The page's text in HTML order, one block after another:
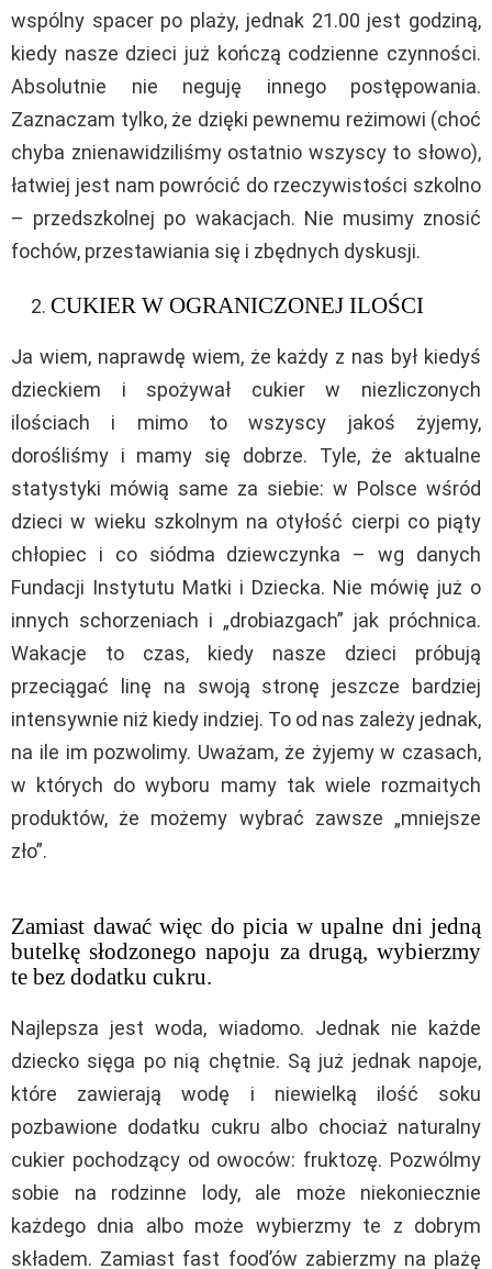
wspólny spacer po plaży, jednak 21.00 jest godziną,
kiedy nasze dzieci już kończą codzienne czynności.
Absolutnie nie neguję innego postępowania.
Zaznaczam tylko, że dzięki pewnemu reżimowi (choć
chyba znienawidziliśmy ostatnio wszyscy to słowo),
łatwiej jest nam powrócić do rzeczywistości szkolno
– przedszkolnej po wakacjach. Nie musimy znosić
fochów, przestawiania się i zbędnych dyskusji.
CUKIER W OGRANICZONEJ ILOŚCI
Ja wiem, naprawdę wiem, że każdy z nas był kiedyś
dzieckiem i spożywał cukier w niezliczonych
ilościach i mimo to wszyscy jakoś żyjemy,
dorośliśmy i mamy się dobrze. Tyle, że aktualne
statystyki mówią same za siebie: w Polsce wśród
dzieci w wieku szkolnym na otyłość cierpi co piąty
chłopiec i co siódma dziewczynka – wg danych
Fundacji Instytutu Matki i Dziecka. Nie mówię już o
innych schorzeniach i „drobiazgach” jak próchnica.
Wakacje to czas, kiedy nasze dzieci próbują
przeciągać linę na swoją stronę jeszcze bardziej
intensywnie niż kiedy indziej. To od nas zależy jednak,
na ile im pozwolimy. Uważam, że żyjemy w czasach,
w których do wyboru mamy tak wiele rozmaitych
produktów, że możemy wybrać zawsze „mniejsze
zło”.
Zamiast dawać więc do picia w upalne dni jedną
butelkę słodzonego napoju za drugą, wybierzmy
te bez dodatku cukru.
Najlepsza jest woda, wiadomo. Jednak nie każde
dziecko sięga po nią chętnie. Są już jednak napoje,
które zawierają wodę i niewielką ilość soku
pozbawione dodatku cukru albo chociaż naturalny
cukier pochodzący od owoców: fruktozę. Pozwólmy
sobie na rodzinne lody, ale może niekoniecznie
każdego dnia albo może wybierzmy te z dobrym
składem. Zamiast fast food’ów zabierzmy na plażę